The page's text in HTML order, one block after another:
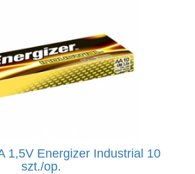
1,5V Energizer Industrial 10
szt./op.